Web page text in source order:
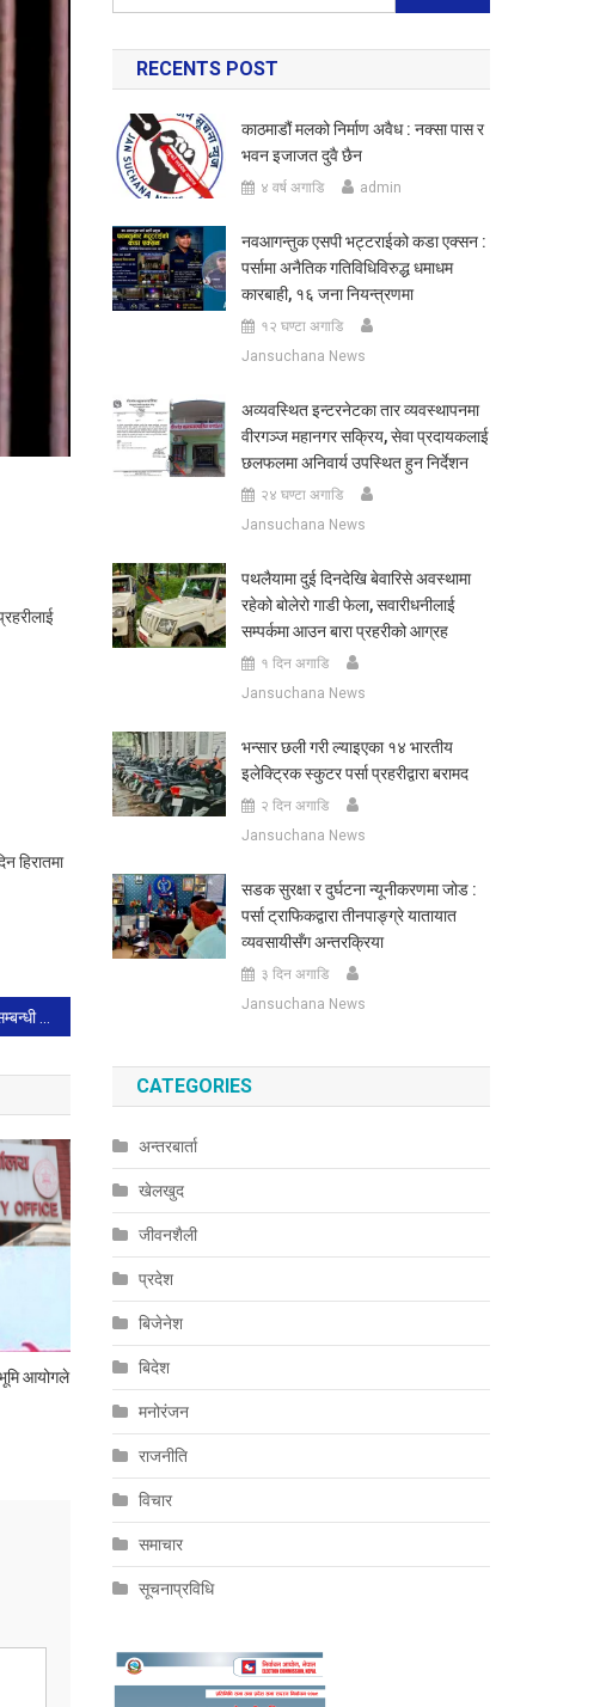
हिरातमा
भूमि आयोगले
for:
RECENTS POST
काठमाडौं मलको निर्माण अवैध : नक्सा पास र
भवन इजाजत दुवै छैन
४ वर्ष अगाडि admin
नवआगन्तुक एसपी भट्टराईको कडा एक्सन :
पर्सामा अनैतिक गतिविधिविरुद्ध धमाधम
कारबाही, १६ जना नियन्त्रणमा
१२ घण्टा अगाडि
Jansuchana News
अव्यवस्थित इन्टरनेटका तार व्यवस्थापनमा
वीरगञ्ज महानगर सक्रिय, सेवा प्रदायकलाई
छलफलमा अनिवार्य उपस्थित हुन निर्देशन
२४ घण्टा अगाडि
Jansuchana News
पथलैयामा दुई दिनदेखि बेवारिसे अवस्थामा
रहेको बोलेरो गाडी फेला, सवारीधनीलाई
सम्पर्कमा आउन बारा प्रहरीको आग्रह
१ दिन अगाडि
Jansuchana News
भन्सार छली गरी ल्याइएका १४ भारतीय
इलेक्ट्रिक स्कुटर पर्सा प्रहरीद्वारा बरामद
२ दिन अगाडि
Jansuchana News
सडक सुरक्षा र दुर्घटना न्यूनीकरणमा जोड :
पर्सा ट्राफिकद्वारा तीनपाङ्ग्रे यातायात
व्यवसायीसँग अन्तरक्रिया
३ दिन अगाडि
Jansuchana News
CATEGORIES
अन्तरबार्ता
खेलखुद
जीवनशैली
प्रदेश
बिजेनेश
बिदेश
मनोरंजन
राजनीति
विचार
समाचार
सूचनाप्रविधि